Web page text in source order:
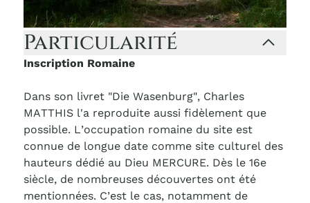
Particularité
Inscription Romaine
Dans son livret "Die Wasenburg", Charles
MATTHIS l'a reproduite aussi fidèlement que
possible. L’occupation romaine du site est
connue de longue date comme site culturel des
hauteurs dédié au Dieu MERCURE. Dès le 16e
siècle, de nombreuses découvertes ont été
mentionnées. C’est le cas, notamment de